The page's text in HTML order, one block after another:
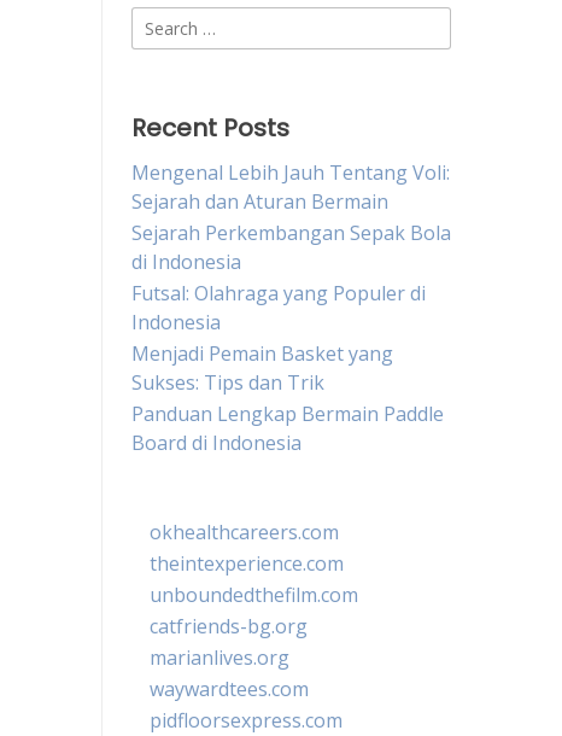
Search
for:
Recent Posts
Mengenal Lebih Jauh Tentang Voli:
Sejarah dan Aturan Bermain
Sejarah Perkembangan Sepak Bola
di Indonesia
Futsal: Olahraga yang Populer di
Indonesia
Menjadi Pemain Basket yang
Sukses: Tips dan Trik
Panduan Lengkap Bermain Paddle
Board di Indonesia
okhealthcareers.com
theintexperience.com
unboundedthefilm.com
catfriends-bg.org
marianlives.org
waywardtees.com
pidfloorsexpress.com